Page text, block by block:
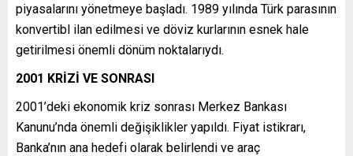
piyasalarını yönetmeye başladı. 1989 yılında Türk parasının
konvertibl ilan edilmesi ve döviz kurlarının esnek hale
getirilmesi önemli dönüm noktalarıydı.
2001 KRİZİ VE SONRASI
2001’deki ekonomik kriz sonrası Merkez Bankası
Kanunu’nda önemli değişiklikler yapıldı. Fiyat istikrarı,
Banka’nın ana hedefi olarak belirlendi ve araç